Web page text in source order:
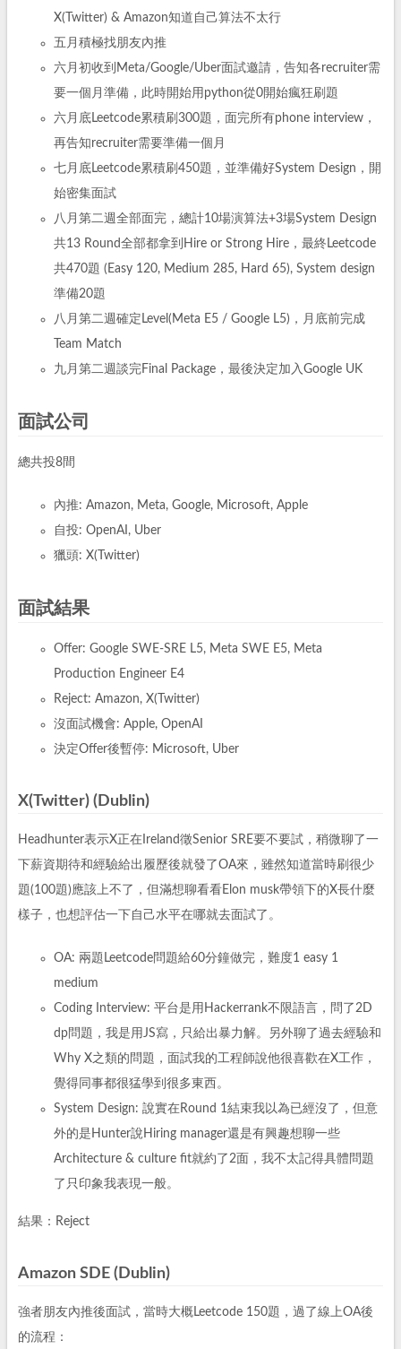
X(Twitter) & Amazon知道自己算法不太行
五月積極找朋友內推
六月初收到Meta/Google/Uber面試邀請，告知各recruiter需
要一個月準備，此時開始用python從0開始瘋狂刷題
六月底Leetcode累積刷300題，面完所有phone interview，
再告知recruiter需要準備一個月
七月底Leetcode累積刷450題，並準備好System Design，開
始密集面試
八月第二週全部面完，總計10場演算法+3場System Design
共13 Round全部都拿到Hire or Strong Hire，最終Leetcode
共470題 (Easy 120, Medium 285, Hard 65), System design
準備20題
八月第二週確定Level(Meta E5 / Google L5)，月底前完成
Team Match
九月第二週談完Final Package，最後決定加入Google UK
面試公司
總共投8間
內推: Amazon, Meta, Google, Microsoft, Apple
自投: OpenAI, Uber
獵頭: X(Twitter)
面試結果
Offer: Google SWE-SRE L5, Meta SWE E5, Meta
Production Engineer E4
Reject: Amazon, X(Twitter)
沒面試機會: Apple, OpenAI
決定Offer後暫停: Microsoft, Uber
X(Twitter) (Dublin)
Headhunter表示X正在Ireland徵Senior SRE要不要試，稍微聊了一
下薪資期待和經驗給出履歷後就發了OA來，雖然知道當時刷很少
題(100題)應該上不了，但滿想聊看看Elon musk帶領下的X長什麼
樣子，也想評估一下自己水平在哪就去面試了。
OA: 兩題Leetcode問題給60分鐘做完，難度1 easy 1
medium
Coding Interview: 平台是用Hackerrank不限語言，問了2D
dp問題，我是用JS寫，只給出暴力解。另外聊了過去經驗和
Why X之類的問題，面試我的工程師說他很喜歡在X工作，
覺得同事都很猛學到很多東西。
System Design: 說實在Round 1結束我以為已經沒了，但意
外的是Hunter說Hiring manager還是有興趣想聊一些
Architecture & culture fit就約了2面，我不太記得具體問題
了只印象我表現一般。
結果：Reject
Amazon SDE (Dublin)
強者朋友內推後面試，當時大概Leetcode 150題，過了線上OA後
的流程：